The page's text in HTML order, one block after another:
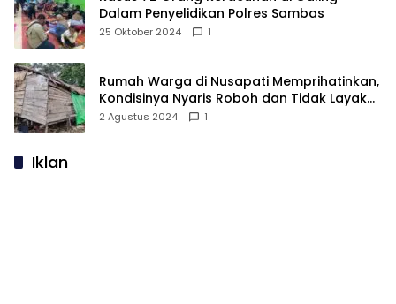
Dalam Penyelidikan Polres Sambas
25 Oktober 2024 1
Rumah Warga di Nusapati Memprihatinkan,
Kondisinya Nyaris Roboh dan Tidak Layak
Huni
2 Agustus 2024 1
Iklan